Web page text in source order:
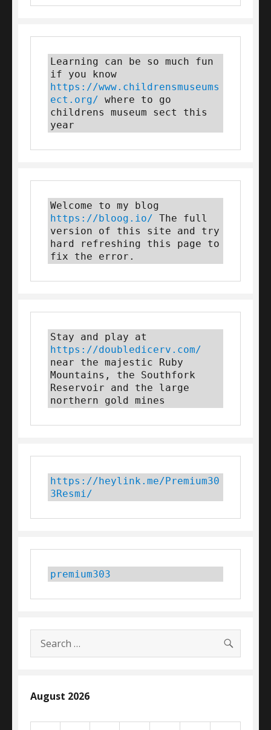
Learning can be so much fun
https://www.childrensmuseums
ect.org/ where to go
childrens museum sect this
year
https://bloog.io/ The full
version of this site and try
hard refreshing this page to
fix the error.
https://doubledicerv.com/
near the majestic Ruby
Mountains, the Southfork
Reservoir and the large
northern gold mines
https://heylink.me/Premium30
3Resmi/
premium303
Search
for:
August 2026